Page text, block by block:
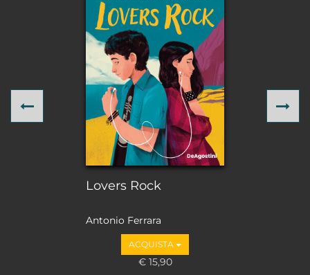
Lovers Rock
Antonio Ferrara
ACQUISTA
€ 15,90
Previous